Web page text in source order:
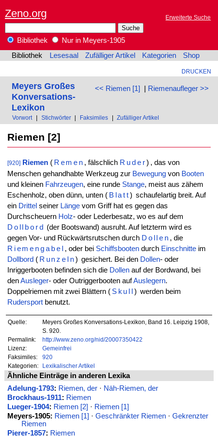
Zeno.org Erweiterte Suche
Bibliothek
Nur in Meyers-1905
Bibliothek
Lesesaal Zufälliger Artikel Kategorien Shop
DRUCKEN
<< Riemen [1] | Riemenaufleger >>
Meyers Großes
Konversations-
Lexikon
Vorwort Stichwörter Faksimiles Zufälliger Artikel
Riemen [2]
[920] Riemen ( Remen , fälschlich Ruder) , das von
Menschen gehandhabte Werkzeug zur Bewegungvon Booten
und kleinen Fahrzeugen, eine runde Stange, meist aus zähem
Eschenholz, oben dünn, unten ( Blatt) schaufelartig breit. Auf
ein Drittel seiner Längevom Griff hat es gegen das
Durchscheuern Holz- oder Lederbesatz, wo es auf dem
Dollbord
(der Bootswand) ausruht. Auf letzterm wird es
gegen Vor- und Rückwärtsrutschen durch Dollen , die
Riemengabel , oder bei Schiffsbootendurch Einschnitteim
Dollbord ( Runzeln) gesichert. Bei den Dollen- oder
Inriggerbooten befinden sich die Dollenauf der Bordwand, bei
denAusleger- oder Outriggerbooten aufAuslegern.
Doppelriemen mit zwei Blättern ( Skull) werden beim
Rudersportbenutzt.
Quelle:
Meyers Großes Konversations-Lexikon, Band 16. Leipzig 1908,
S. 920.
Permalink:
http://www.zeno.org/nid/20007350422
Lizenz:
Gemeinfrei
Faksimiles:
920
Kategorien:
Lexikalischer Artikel
Ähnliche Einträge in anderen Lexika
Adelung-1793: Riemen, der· Näh-Riemen, der
Brockhaus-1911: Riemen
Lueger-1904: Riemen [2] · Riemen [1]
Meyers-1905: Riemen [1] · Geschränkter Riemen· Gekrenzter
Riemen
Pierer-1857: Riemen